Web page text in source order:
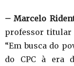
– Marcelo
professor titular
“Em busca do
do CPC à era